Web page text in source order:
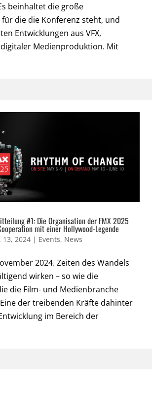
beinhaltet die große
die die Konferenz steht, und
Entwicklungen aus VFX,
Medienproduktion. Mit
#1: Die Organisation der FMX 2025
mit einer Hollywood-Legende
13, 2024 | Events, News
2024. Zeiten des Wandels
wirken – so wie die
die Film- und Medienbranche
der treibenden Kräfte dahinter
im Bereich der